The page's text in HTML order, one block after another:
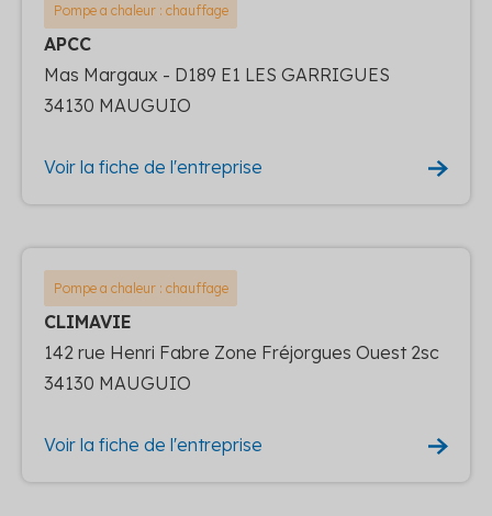
Pompe a chaleur : chauffage
APCC
Mas Margaux - D189 E1 LES GARRIGUES
34130 MAUGUIO
Voir la fiche de l'entreprise
Pompe a chaleur : chauffage
CLIMAVIE
142 rue Henri Fabre Zone Fréjorgues Ouest 2sc
34130 MAUGUIO
Voir la fiche de l'entreprise